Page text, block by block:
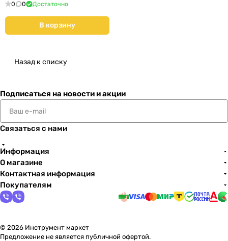
0 0 Достаточно
В корзину
Назад к списку
Подписаться на новости и акции
Связаться с нами
Информация
О магазине
Контактная информация
Покупателям
© 2026 Инструмент маркет
Предложение не является публичной офертой.